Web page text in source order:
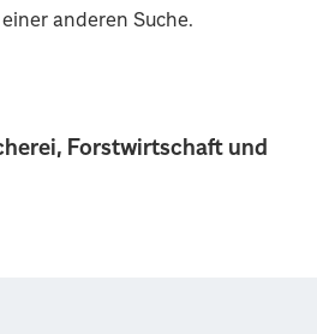
Forstwirtschaft und
anderen Suche.